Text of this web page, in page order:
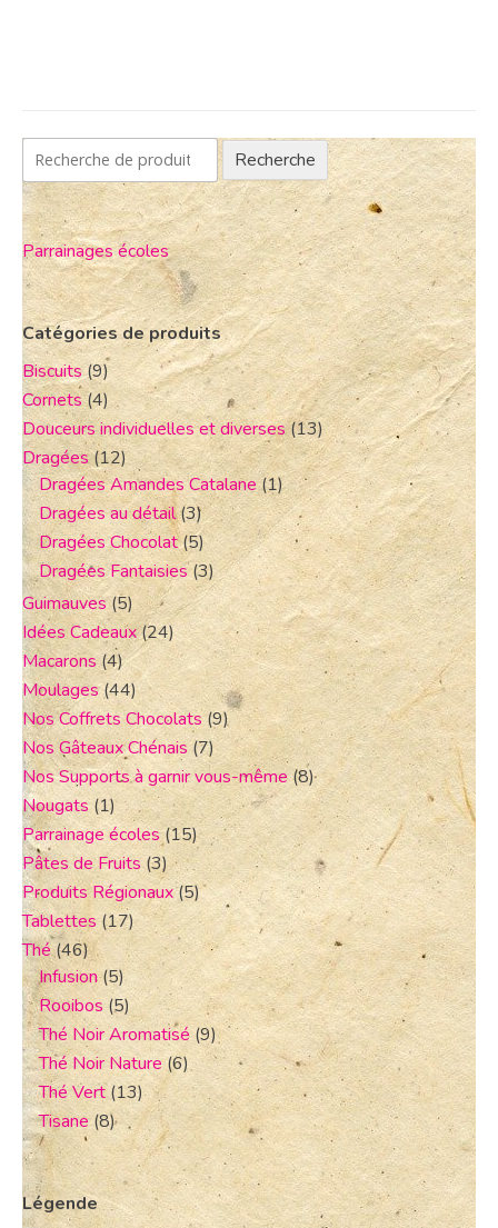
Recherche
Parrainages écoles
Catégories de produits
Biscuits(9)
Cornets(4)
Douceurs individuelles et diverses (13)
Dragées(12)
Dragées Amandes Catalane(1)
Dragées au détail(3)
Dragées Chocolat(5)
Dragées Fantaisies (3)
Guimauves (5)
Idées Cadeaux(24)
Macarons(4)
Moulages(44)
Nos Coffrets Chocolats (9)
Nos Gâteaux Chénais (7)
Nos Supports à garnir vous-même(8)
Nougats (1)
Parrainage écoles (15)
Pâtes de Fruits (3)
Produits Régionaux(5)
Tablettes(17)
Thé (46)
Infusion(5)
Rooibos (5)
Thé Noir Aromatisé (9)
Thé Noir Nature (6)
Thé Vert (13)
Tisane (8)
Légende